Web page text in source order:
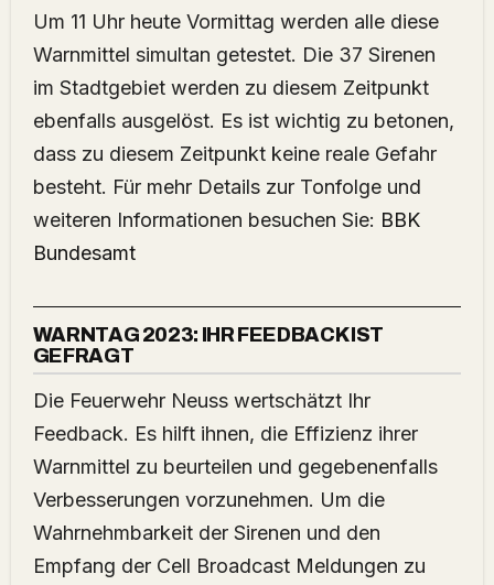
Um 11 Uhr heute Vormittag werden alle diese
Warnmittel simultan getestet. Die 37 Sirenen
im Stadtgebiet werden zu diesem Zeitpunkt
ebenfalls ausgelöst. Es ist wichtig zu betonen,
dass zu diesem Zeitpunkt keine reale Gefahr
besteht. Für mehr Details zur Tonfolge und
weiteren Informationen besuchen Sie: BBK
Bundesamt
WARNTAG 2023: IHR FEEDBACK IST
GEFRAGT
Die Feuerwehr Neuss wertschätzt Ihr
Feedback. Es hilft ihnen, die Effizienz ihrer
Warnmittel zu beurteilen und gegebenenfalls
Verbesserungen vorzunehmen. Um die
Wahrnehmbarkeit der Sirenen und den
Empfang der Cell Broadcast Meldungen zu